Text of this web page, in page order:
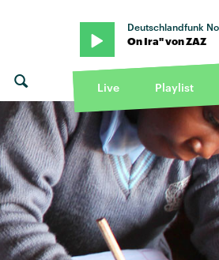
Deutschlandfunk
· "On Ira" von ZAZ
Live Playlist